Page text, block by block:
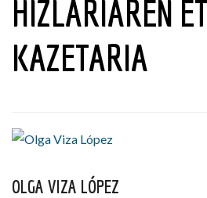
HIZLARIAREN
KAZETARIA
OLGA VIZA LÓPEZ